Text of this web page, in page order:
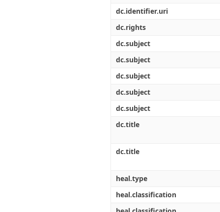
dc.identifier.uri
dc.rights
dc.subject
dc.subject
dc.subject
dc.subject
dc.subject
dc.title
dc.title
heal.type
heal.classification